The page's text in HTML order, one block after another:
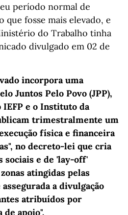
período normal de
que fosse mais elevado, e
do Trabalho tinha
divulgado em 02 de
incorpora uma
Juntos Pelo Povo (JPP),
IEFP e o Instituto da
trimestralmente um
física e financeira
no decreto-lei que cria
sociais e de 'lay-off'
atingidas pelas
a divulgação
atribuídos por
de apoio".